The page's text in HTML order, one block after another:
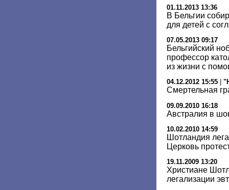
01.11.2013 13:36
В Бельгии
для детей с
07.05.2013 09:17
Бельгийский
профессор
из жизни с
04.12.2012 15:55
Смертельная
09.09.2010 16:18
Австралия в
10.02.2010 14:59
Шотландия
Церковь
19.11.2009 13:20
Христиане
легализации